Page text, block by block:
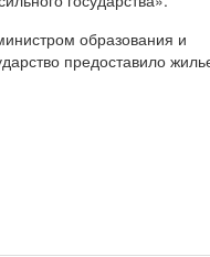
образования и
предоставило